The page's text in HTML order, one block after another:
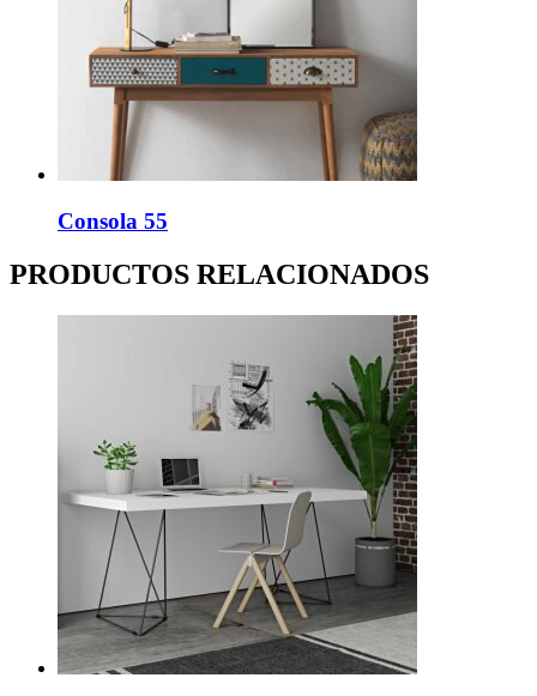
Consola 55
PRODUCTOS RELACIONADOS